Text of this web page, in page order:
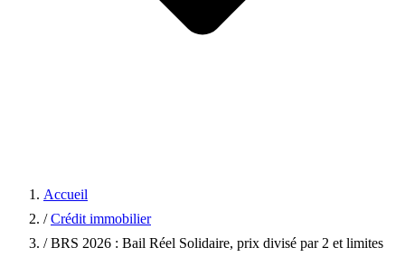
Accueil
/ Crédit immobilier
/ BRS 2026 : Bail Réel Solidaire, prix divisé par 2 et limites